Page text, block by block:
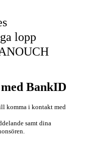
lopp
BankID
komma i kontakt med
samt dina